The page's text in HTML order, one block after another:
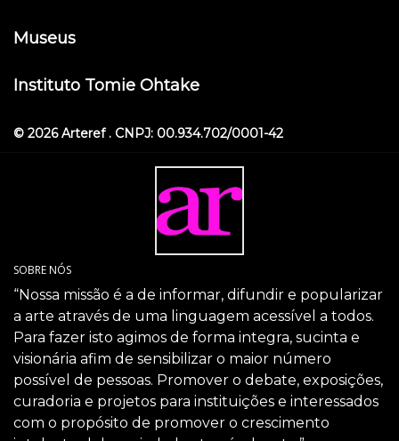
Museus
Instituto Tomie Ohtake
© 2026 Arteref . CNPJ: 00.934.702/0001-42
SOBRE NÓS
“Nossa missão é a de informar, difundir e popularizar
a arte através de uma linguagem acessível a todos.
Para fazer isto agimos de forma integra, sucinta e
visionária afim de sensibilizar o maior número
possível de pessoas. Promover o debate, exposições,
curadoria e projetos para instituições e interessados
com o propósito de promover o crescimento